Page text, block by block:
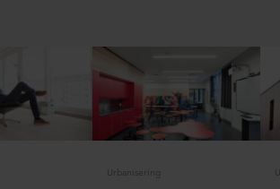
Urbanisering